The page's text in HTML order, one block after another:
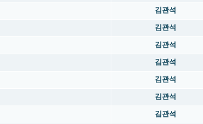
김관석
김관석
김관석
김관석
김관석
김관석
김관석